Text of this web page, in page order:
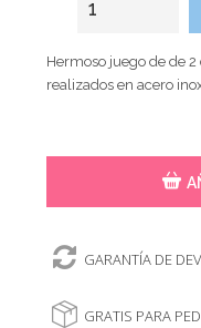
Hermoso juego de de
realizados en acero
GARANTÍA DE
GRATIS PARA